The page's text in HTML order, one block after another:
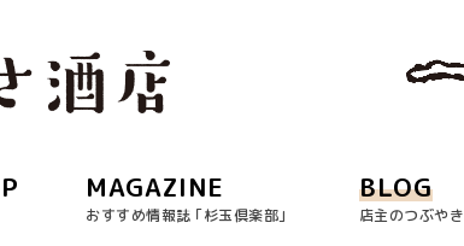
MAGAZINE
おすすめ情報誌 ｢杉玉倶楽部｣
BLOG
店主のつぶやき